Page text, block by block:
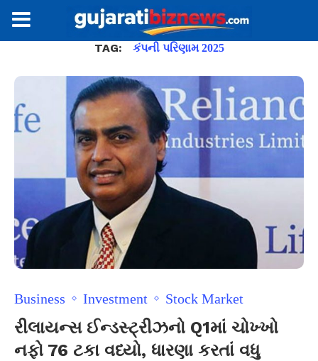
TAG: કંપની પરિણામ 2025
Business Investment Stock Market
રીલાયન્સ ઈન્ડસ્ટ્રીઝનો Q1માં ચોખ્ખો
નફો 76 ટકા વધ્યો, ધારણા કરતાં વધુ